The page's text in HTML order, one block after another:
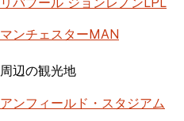
マンチェスターMAN
周辺の観光地
アンフィールド・スタジアム